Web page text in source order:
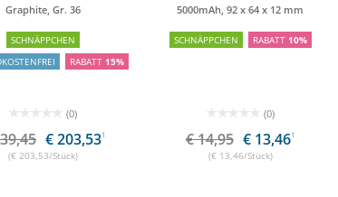
Graphite, Gr. 36
SCHNÄPPCHEN
RABATT 15%
(0)
€ 203,531
(€ 203,53/Stück)
5000mAh, 92 x 64 x 12 mm
SCHNÄPPCHEN RABATT 10%
(0)
€ 14,95 € 13,461
(€ 13,46/Stück)